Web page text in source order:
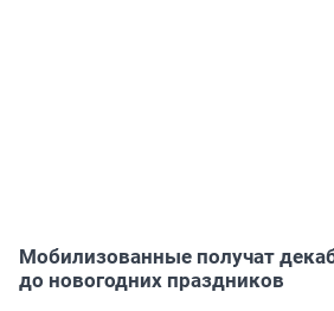
Мобилизованные получат
до новогодних праздников